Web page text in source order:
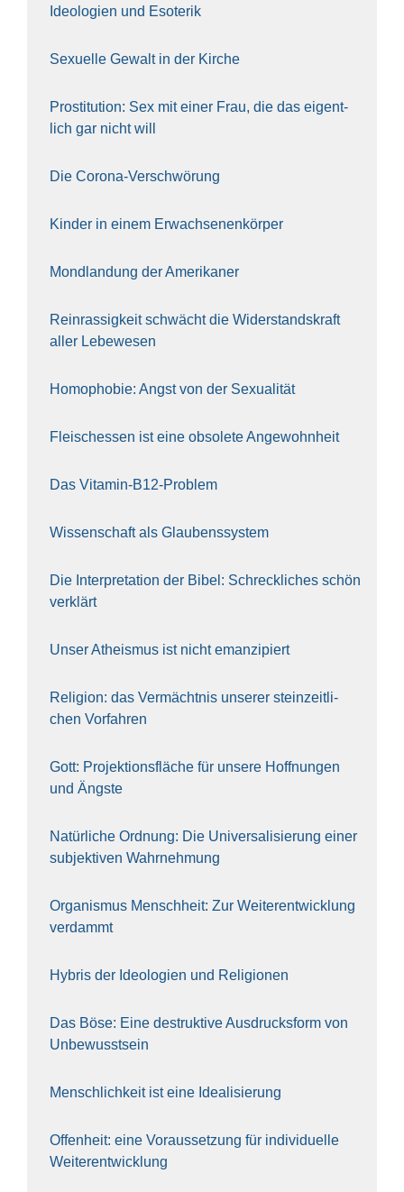
Ideo­lo­gien und Eso­te­rik
Sexu­el­le Gewalt in der Kir­che
Pro­sti­tu­ti­on: Sex mit einer Frau, die das eigent­
lich gar nicht will
Die Coro­na-Ver­schwö­rung
Kin­der in einem Erwach­se­nen­kör­per
Mond­lan­dung der Ame­ri­ka­ner
Rein­ras­sig­keit schwächt die Wider­stands­kraft
aller Lebe­we­sen
Homo­pho­bie: Angst von der Sexua­li­tät
Fleisch­essen ist eine obso­le­te An‍ge‍wohn‍heit
Das Vit­amin-B12-Pro­blem
Wis­sen­schaft als Glau­bens­sys­tem
Die Inter­pre­ta­ti­on der Bibel: Schreck­li­ches schön
ver­klärt
Unser Athe­is­mus ist nicht eman­zi­piert
Reli­gi­on: das Ver­mächt­nis unse­rer stein­zeit­li­
chen Vor­fah­ren
Gott: Pro­jek­ti­ons­flä­che für unse­re Hoff­nun­gen
und Ängs­te
Natür­li­che Ord­nung: Die Uni­ver­sa­li­sie­rung einer
sub­jek­ti­ven Wahr­neh­mung
Orga­nis­mus Mensch­heit: Zur Wei­ter­ent­wick­lung
ver­dammt
Hybris der Ideo­lo­gien und Reli­gio­nen
Das Böse: Eine destruk­ti­ve Aus­drucks­form von
Unbe­wusst­sein
Mensch­lich­keit ist eine Idea­li­sie­rung
Offen­heit: eine Vor­aus­set­zung für indi­vi­du­el­le
Wei­ter­ent­wick­lung